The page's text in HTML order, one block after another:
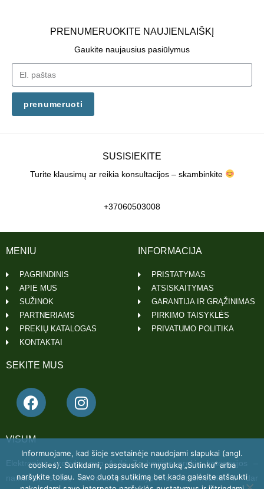
PRENUMERUOKITE NAUJIENLAIŠKĮ
Gaukite naujausius pasiūlymus
prenumeruoti
SUSISIEKITE
Turite klausimų ar reikia konsultacijos – skambinkite
+37060503008
VISUM
Elektroninė prekyba nuo A iki Z. Įvairios prekių kategorijos –
namams, sodui, laisvalaikiui, statyboms, automobiliui ir dar
SEKITE MUS
INFORMACIJA
PRISTATYMAS
ATSISKAITYMAS
GARANTIJA IR GRĄŽINIMAS
PIRKIMO TAISYKLĖS
PRIVATUMO POLITIKA
MENIU
PAGRINDINIS
APIE MUS
SUŽINOK
PARTNERIAMS
PREKIŲ KATALOGAS
KONTAKTAI
Informuojame, kad šioje svetainėje naudojami slapukai (angl.
cookies). Sutikdami, paspauskite mygtuką „Sutinku“ arba
naršykite toliau. Savo duotą sutikimą bet kada galėsite atšaukti